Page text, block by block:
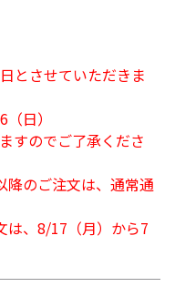
とさせていただきま
日）
すのでご了承くださ
降のご注文は、通常通
は、8/17（月）から7